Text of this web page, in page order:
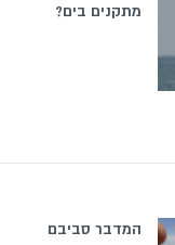
מתקנים בים?
המדבר סביבם